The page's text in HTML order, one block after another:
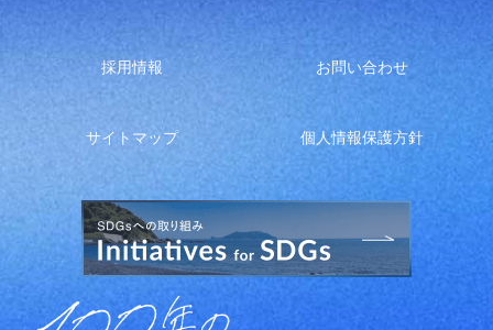
採用情報 お問い合わせ
サイトマップ 個人情報保護方針